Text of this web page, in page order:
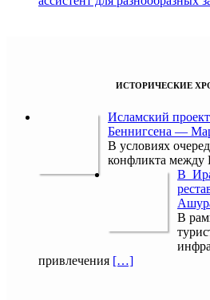
ИСТОРИЧЕСКИЕ
Исламский
Беннигсена —
В условиях
конфликта между
В
В
привлечения […]